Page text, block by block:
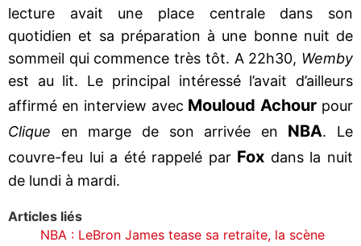
lecture avait une place centrale dans son
quotidien et sa préparation à une bonne nuit de
sommeil qui commence très tôt. A 22h30, Wemby
est au lit. Le principal intéressé l’avait d’ailleurs
affirmé en interview avec Mouloud Achour pour
Clique en marge de son arrivée en NBA. Le
couvre-feu lui a été rappelé par Fox dans la nuit
de lundi à mardi.
Articles liés
NBA : LeBron James tease sa retraite, la scène